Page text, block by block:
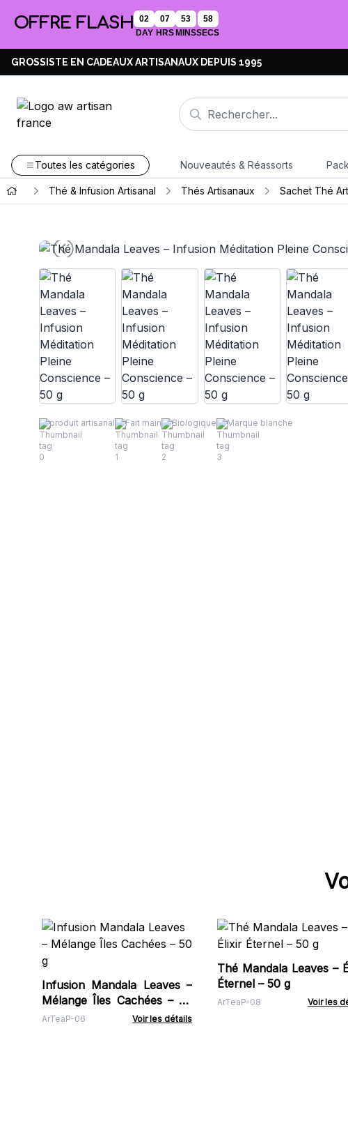
OFFRE FLASH
02
DAY
07
HRS
53
MINS
57
SECS
GROSSISTE EN CADEAUX ARTISANAUX DEPUIS 1995
Toutes les catégories Nouveautés & Réassorts
Thé & Infusion Artisanal Thés Artisanaux Sachet Thé
produit artisanal Fait main Biologique Marque blanche
Infusion Mandala Leaves –
Mélange Îles Cachées – 50
g
ArTeaP-06 Voir les détails
Thé Mandala Leaves –
Éternel – 50 g
ArTeaP-08 Voir les